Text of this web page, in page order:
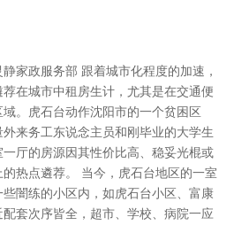
家政服务部 跟着城市化程度的加速，
在城市中租房生计，尤其是在交通便
。虎石台动作沈阳市的一个贫困区
来务工东说念主员和刚毕业的大学生
厅的房源因其性价比高、稳妥光棍或
热点遴荐。 当今，虎石台地区的一室
闇练的小区内，如虎石台小区、富康
套次序皆全，超市、学校、病院一应